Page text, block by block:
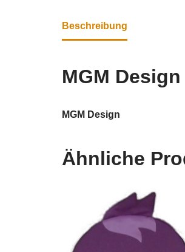
Beschreibung
MGM Design
MGM Design
Ähnliche